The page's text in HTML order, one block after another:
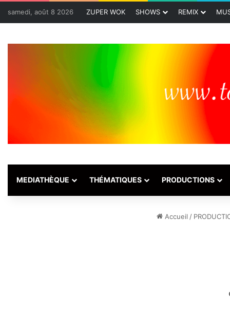
samedi, août 8 2026 ZUPER WOK SHOWS REMIX
MEDIATHÈQUE THÉMATIQUES PRODUCTIONS
Accueil /